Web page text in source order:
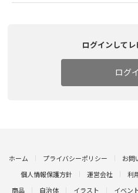
ログインしてレ
ログ
ホーム プライバシーポリシー お問
個人情報保護方針 運営会社 利
商品 自治体 イラスト イベン